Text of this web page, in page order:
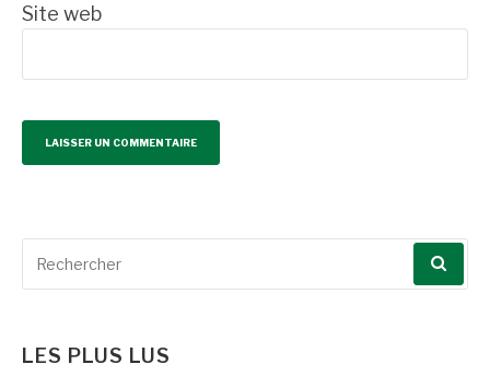
Site web
LES PLUS LUS